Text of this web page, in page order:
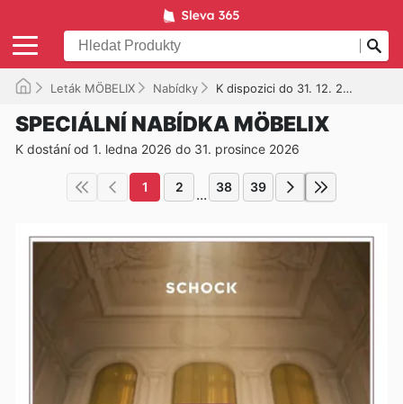
Leták MÖBELIX Nabídky K dispozici do 31. 12. 2026
SPECIÁLNÍ NABÍDKA MÖBELIX
K dostání od 1. ledna 2026 do 31. prosince 2026
1 2 ... 38 39